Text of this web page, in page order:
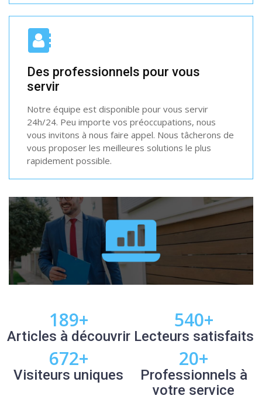
Des professionnels pour vous
servir
Notre équipe est disponible pour vous servir
24h/24. Peu importe vos préoccupations, nous
vous invitons à nous faire appel. Nous tâcherons de
vous proposer les meilleures solutions le plus
rapidement possible.
189+
Articles à découvrir
540+
Lecteurs satisfaits
672+
Visiteurs uniques
20+
Professionnels à
votre service